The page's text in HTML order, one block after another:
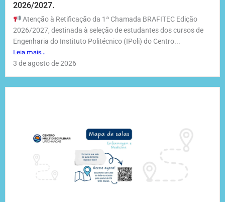
2026/2027.
Atenção à Retificação da 1ª Chamada BRAFITEC Edição
2026/2027, destinada à seleção de estudantes dos cursos de
Engenharia do Instituto Politécnico (IPoli) do Centro...
Leia mais...
3 de agosto de 2026